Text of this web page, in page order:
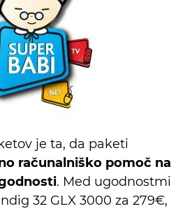
je ta, da paketi
računalniško pomoč na
. Med ugodnostmi
32 GLX 3000 za 279€,